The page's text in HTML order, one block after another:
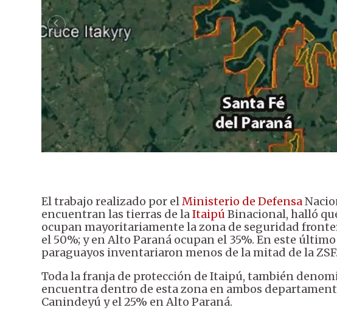
El trabajo realizado por elMinisterio de Defensa
encuentran las tierras de laItaipúBinacional, halló
ocupan mayoritariamente la zona de seguridad
el 50%; y en Alto Paraná ocupan el 35%. En este
paraguayos inventariaron menos de la mitad de la ZSF.
Toda la franja de protección de Itaipú, también
encuentra dentro de esta zona en ambos
Canindeyú y el 25% en Alto Paraná.